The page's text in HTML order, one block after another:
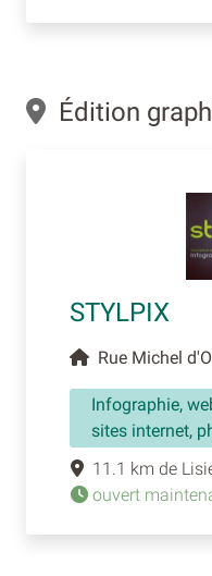
Édition
STYLPIX
Rue Michel
Infographie,
sites internet,
11.1 km de
ouvert